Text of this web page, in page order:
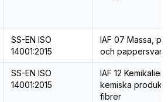
SS-EN ISO
14001:2015
IAF 07 Massa,
och
SS-EN ISO
14001:2015
IAF 12 Kemikalier,
kemiska
fibrer